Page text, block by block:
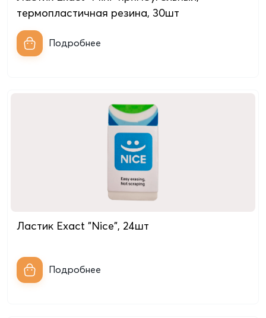
термопластичная резина, 30шт
Подробнее
Ластик Exact "Nice", 24шт
Подробнее